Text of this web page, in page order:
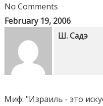
No Comments
February 19, 2006
Ш. Садэ
Миф: "Израиль - это